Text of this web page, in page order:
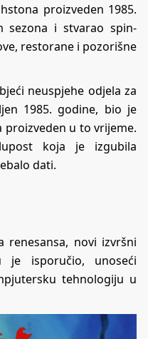
proizveden 1985.
sezona i stvarao spin-
restorane i pozorišne
neuspjehe odjela za
1985. godine, bio je
u to vrijeme.
koja je izgubila
dati.
renesansa, novi izvršni
je isporučio, unoseći
tehnologiju u